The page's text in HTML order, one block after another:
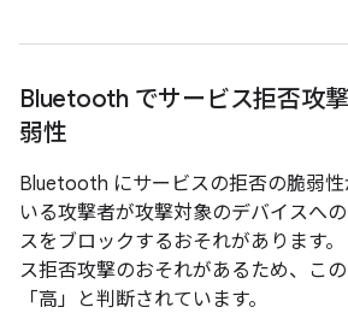
Bluetooth でサービス拒否攻
弱性
Bluetooth にサービスの拒否の脆弱
いる攻撃者が攻撃対象のデバイスへ
スをブロックするおそれがあります
ス拒否攻撃のおそれがあるため、こ
「高」と判断されています。